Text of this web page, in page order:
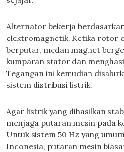
Alternator bekerja
elektromagnetik. Ketika rotor
berputar, medan magnet
kumparan stator dan
Tegangan ini kemudian
sistem distribusi listrik.
Agar listrik yang dihasilkan
menjaga putaran mesin pada
Untuk sistem 50 Hz yang
Indonesia, putaran mesin